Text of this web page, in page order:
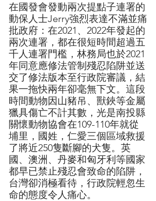
在國發會發動兩次提點子連署的
動保人士Jerry強烈表達不滿並痛
批政府：在2021、2022年發起的
兩次連署，都在很短時間超過五
千人連署門檻，林務局也於2021
年同意應修法管制殘忍陷阱並送
交了修法版本至行政院審議，結
果一拖快兩年卻毫無下文。這段
時間動物因山豬吊、獸鋏等金屬
獵具傷亡不計其數，光是南投縣
關懷動物協會在109-110年就從
埔里，國姓，仁愛三個區域救援
了將近250隻斷腳的犬隻。英
國、澳洲、丹麥和匈牙利等國家
都早已禁止殘忍會致命的陷阱，
台灣卻消極看待，行政院輕忽生
命的態度令人痛心。